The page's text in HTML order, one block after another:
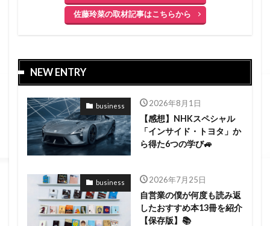
佐藤玲菜の取材記事はこちらから
NEW ENTRY
business 2026年8月1日
【感想】NHKスペシャル
「インサイド・トヨタ」か
ら得た6つの学び🚙
business 2026年7月25日
自営業の僕が何度も読み返
したおすすめ本13冊を紹介
【保存版】📚